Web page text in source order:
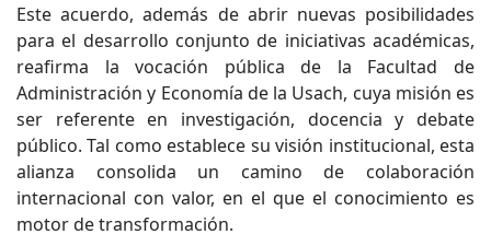
Este acuerdo, además de abrir nuevas posibilidades
para el desarrollo conjunto de iniciativas académicas,
reafirma la vocación pública de la Facultad de
Administración y Economía de la Usach, cuya misión es
ser referente en investigación, docencia y debate
público. Tal como establece su visión institucional, esta
alianza consolida un camino de colaboración
internacional con valor, en el que el conocimiento es
motor de transformación.